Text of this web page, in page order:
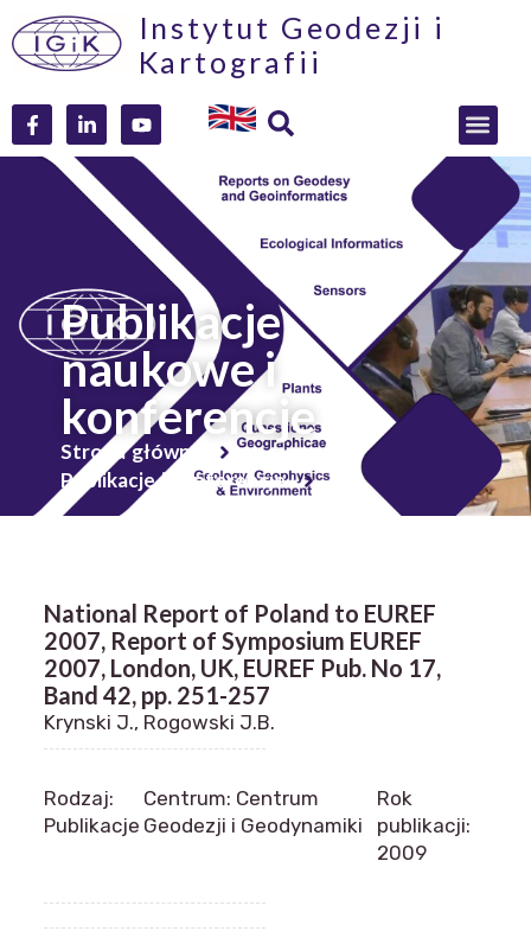
Instytut Geodezji i
Kartografii
Publikacje
naukowe i
konferencje
Strona główna
Publikacje i konferencje
National Report of Poland to EUREF
2007, Report of Symposium EUREF
2007, London, UK, EUREF Pub. No 17,
Band 42, pp. 251-257
Krynski J., Rogowski J.B.
Rodzaj:
Publikacje
Centrum: Centrum
Geodezji i Geodynamiki
Rok
publikacji:
2009